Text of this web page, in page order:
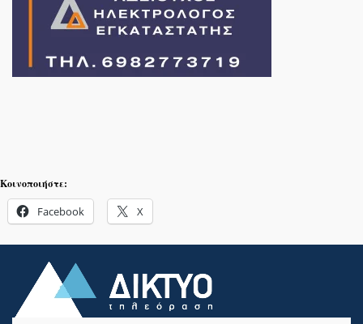
Κοινοποιήστε:
Facebook X